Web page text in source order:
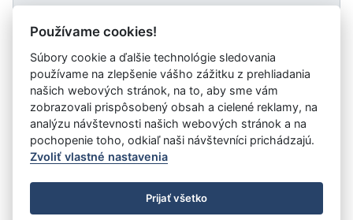
Návrat späť
Vystavil:Obec Závod
Úrad vlády SR
- Všetky práva vyhradené
Prehlásenie o prístupnosti
Zmluvy do 31.12.2010
Používame cookies!
Súbory cookie a ďalšie technológie sledovania
používame na zlepšenie vášho zážitku z prehliadania
našich webových stránok, na to, aby sme vám
zobrazovali prispôsobený obsah a cielené reklamy, na
analýzu návštevnosti našich webových stránok a na
pochopenie toho, odkiaľ naši návštevníci prichádzajú.
Zvoliť vlastné nastavenia
Prijať všetko